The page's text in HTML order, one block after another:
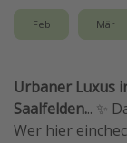
Feb Mär
Urbaner Luxus
Saalfelden... ✨
Wer hier